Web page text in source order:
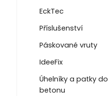
EckTec
Příslušenství
Páskované vruty
IdeeFix
Úhelníky a patky do
betonu